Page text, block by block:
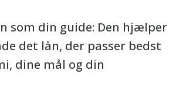
som din guide: Den hjælper
det lån, der passer bedst
dine mål og din